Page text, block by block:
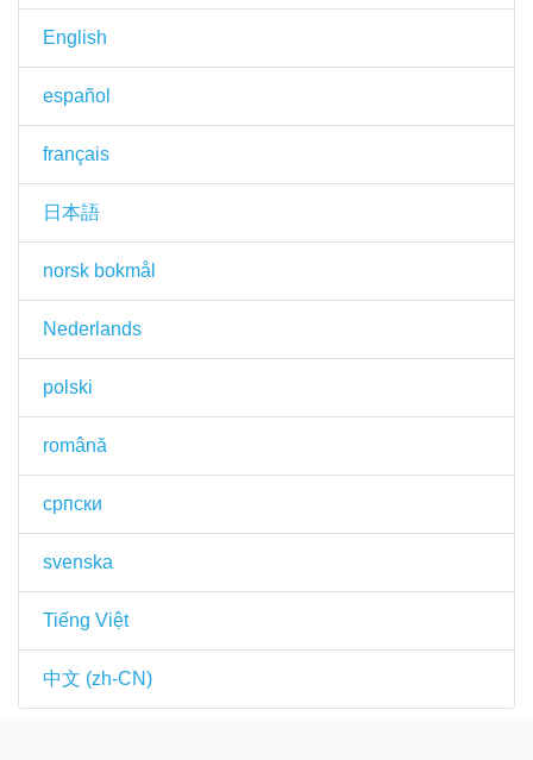
English
español
français
日本語
norsk bokmål
Nederlands
polski
română
српски
svenska
Tiếng Việt
中文 (zh-CN)